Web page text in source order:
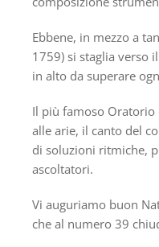
Ebbene, in mezzo a
1759) si staglia verso
in alto da superare
Il più famoso
alle arie, il canto del
di soluzioni ritmiche,
ascoltatori.
Vi auguriamo buon
che al numero 39